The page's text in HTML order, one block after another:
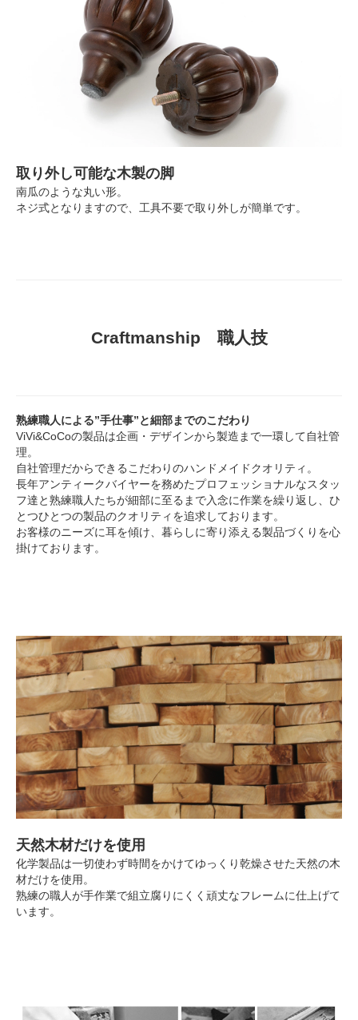
取り外し可能な木製の脚
南瓜のような丸い形。
ネジ式となりますので、工具不要で取り外しが簡単です。
Craftmanship 職人技
熟練職人による”手仕事”と細部までのこだわり
ViVi&CoCoの製品は企画・デザインから製造まで一環して自社管
理。
自社管理だからできるこだわりのハンドメイドクオリティ。
長年アンティークバイヤーを務めたプロフェッショナルなスタッ
フ達と熟練職人たちが細部に至るまで入念に作業を繰り返し、ひ
とつひとつの製品のクオリティを追求しております。
お客様のニーズに耳を傾け、暮らしに寄り添える製品づくりを心
掛けております。
天然木材だけを使用
化学製品は一切使わず時間をかけてゆっくり乾燥させた天然の木
材だけを使用。
熟練の職人が手作業で組立腐りにくく頑丈なフレームに仕上げて
います。